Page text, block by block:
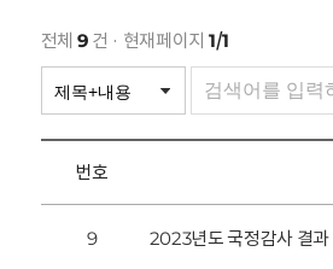
회
전체 9 건 · 현재페이지 1/1
번호
9 2023년도 국정감사 결과